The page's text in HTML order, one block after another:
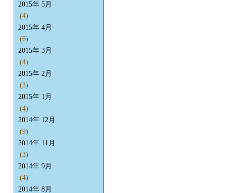
2015年 5月
(4)
2015年 4月
(6)
2015年 3月
(4)
2015年 2月
(3)
2015年 1月
(4)
2014年 12月
(9)
2014年 11月
(3)
2014年 9月
(4)
2014年 8月